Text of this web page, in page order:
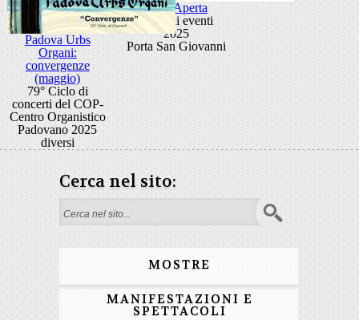
Porta Aperta
Ciclo di eventi
2025
Porta San Giovanni
Padova Urbs
Organi:
convergenze
(maggio)
79° Ciclo di
concerti del COP-
Centro Organistico
Padovano 2025
diversi
Cerca nel sito:
Form di ricerca
MOSTRE
MANIFESTAZIONI E
SPETTACOLI